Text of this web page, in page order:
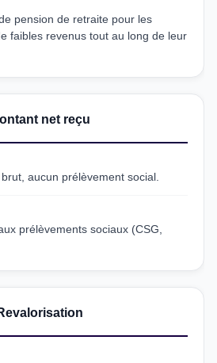
pension de retraite pour les
faibles revenus tout au long de leur
net reçu
aucun prélèvement social.
prélèvements sociaux (CSG,